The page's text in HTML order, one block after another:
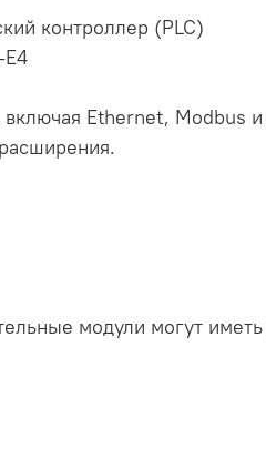
контроллер (PLC)
Ethernet, Modbus
модули могут